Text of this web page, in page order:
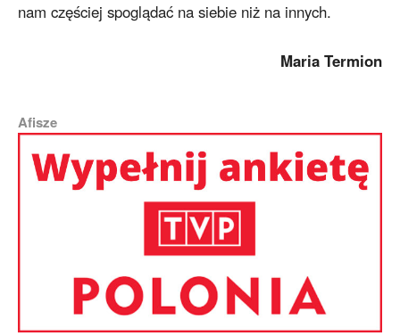
nam częściej spoglądać na siebie niż na innych.
Maria Termion
Afisze